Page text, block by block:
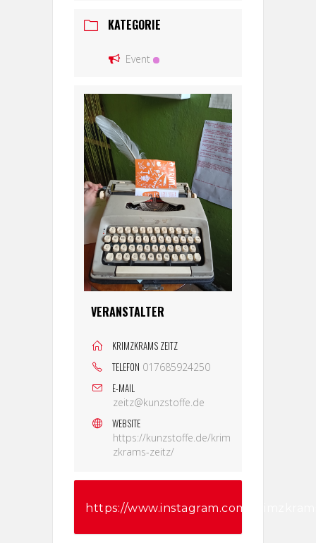
KATEGORIE
Event
VERANSTALTER
KRIMZKRAMS ZEITZ
TELEFON 017685924250
E-MAIL
zeitz@kunzstoffe.de
WEBSITE
https://kunzstoffe.de/krim
zkrams-zeitz/
https://www.instagram.com/